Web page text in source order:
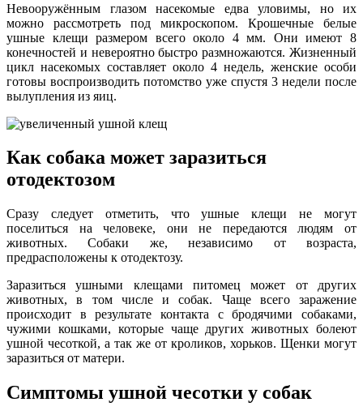
Невооружённым глазом насекомые едва уловимы, но их
можно рассмотреть под микроскопом. Крошечные белые
ушные клещи размером всего около 4 мм. Они имеют 8
конечностей и невероятно быстро размножаются. Жизненный
цикл насекомых составляет около 4 недель, женские особи
готовы воспроизводить потомство уже спустя 3 недели после
вылупления из яиц.
Как собака может заразиться
отодектозом
Сразу следует отметить, что ушные клещи не могут
поселиться на человеке, они не передаются людям от
животных. Собаки же, независимо от возраста,
предрасположены к отодектозу.
Заразиться ушными клещами питомец может от других
животных, в том числе и собак. Чаще всего заражение
происходит в результате контакта с бродячими собаками,
чужими кошками, которые чаще других животных болеют
ушной чесоткой, а так же от кроликов, хорьков. Щенки могут
заразиться от матери.
Симптомы ушной чесотки у собак